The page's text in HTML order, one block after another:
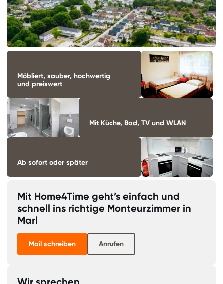
Möbliert, sauber, hochwertig
und preiswert
Mit Küche, Bad, TV und WLAN
Ab sofort oder später
Mit Home4Time geht’s einfach und
schnell ins richtige Monteurzimmer in
Marl
Mail schreiben Anrufen
Wir sprechen